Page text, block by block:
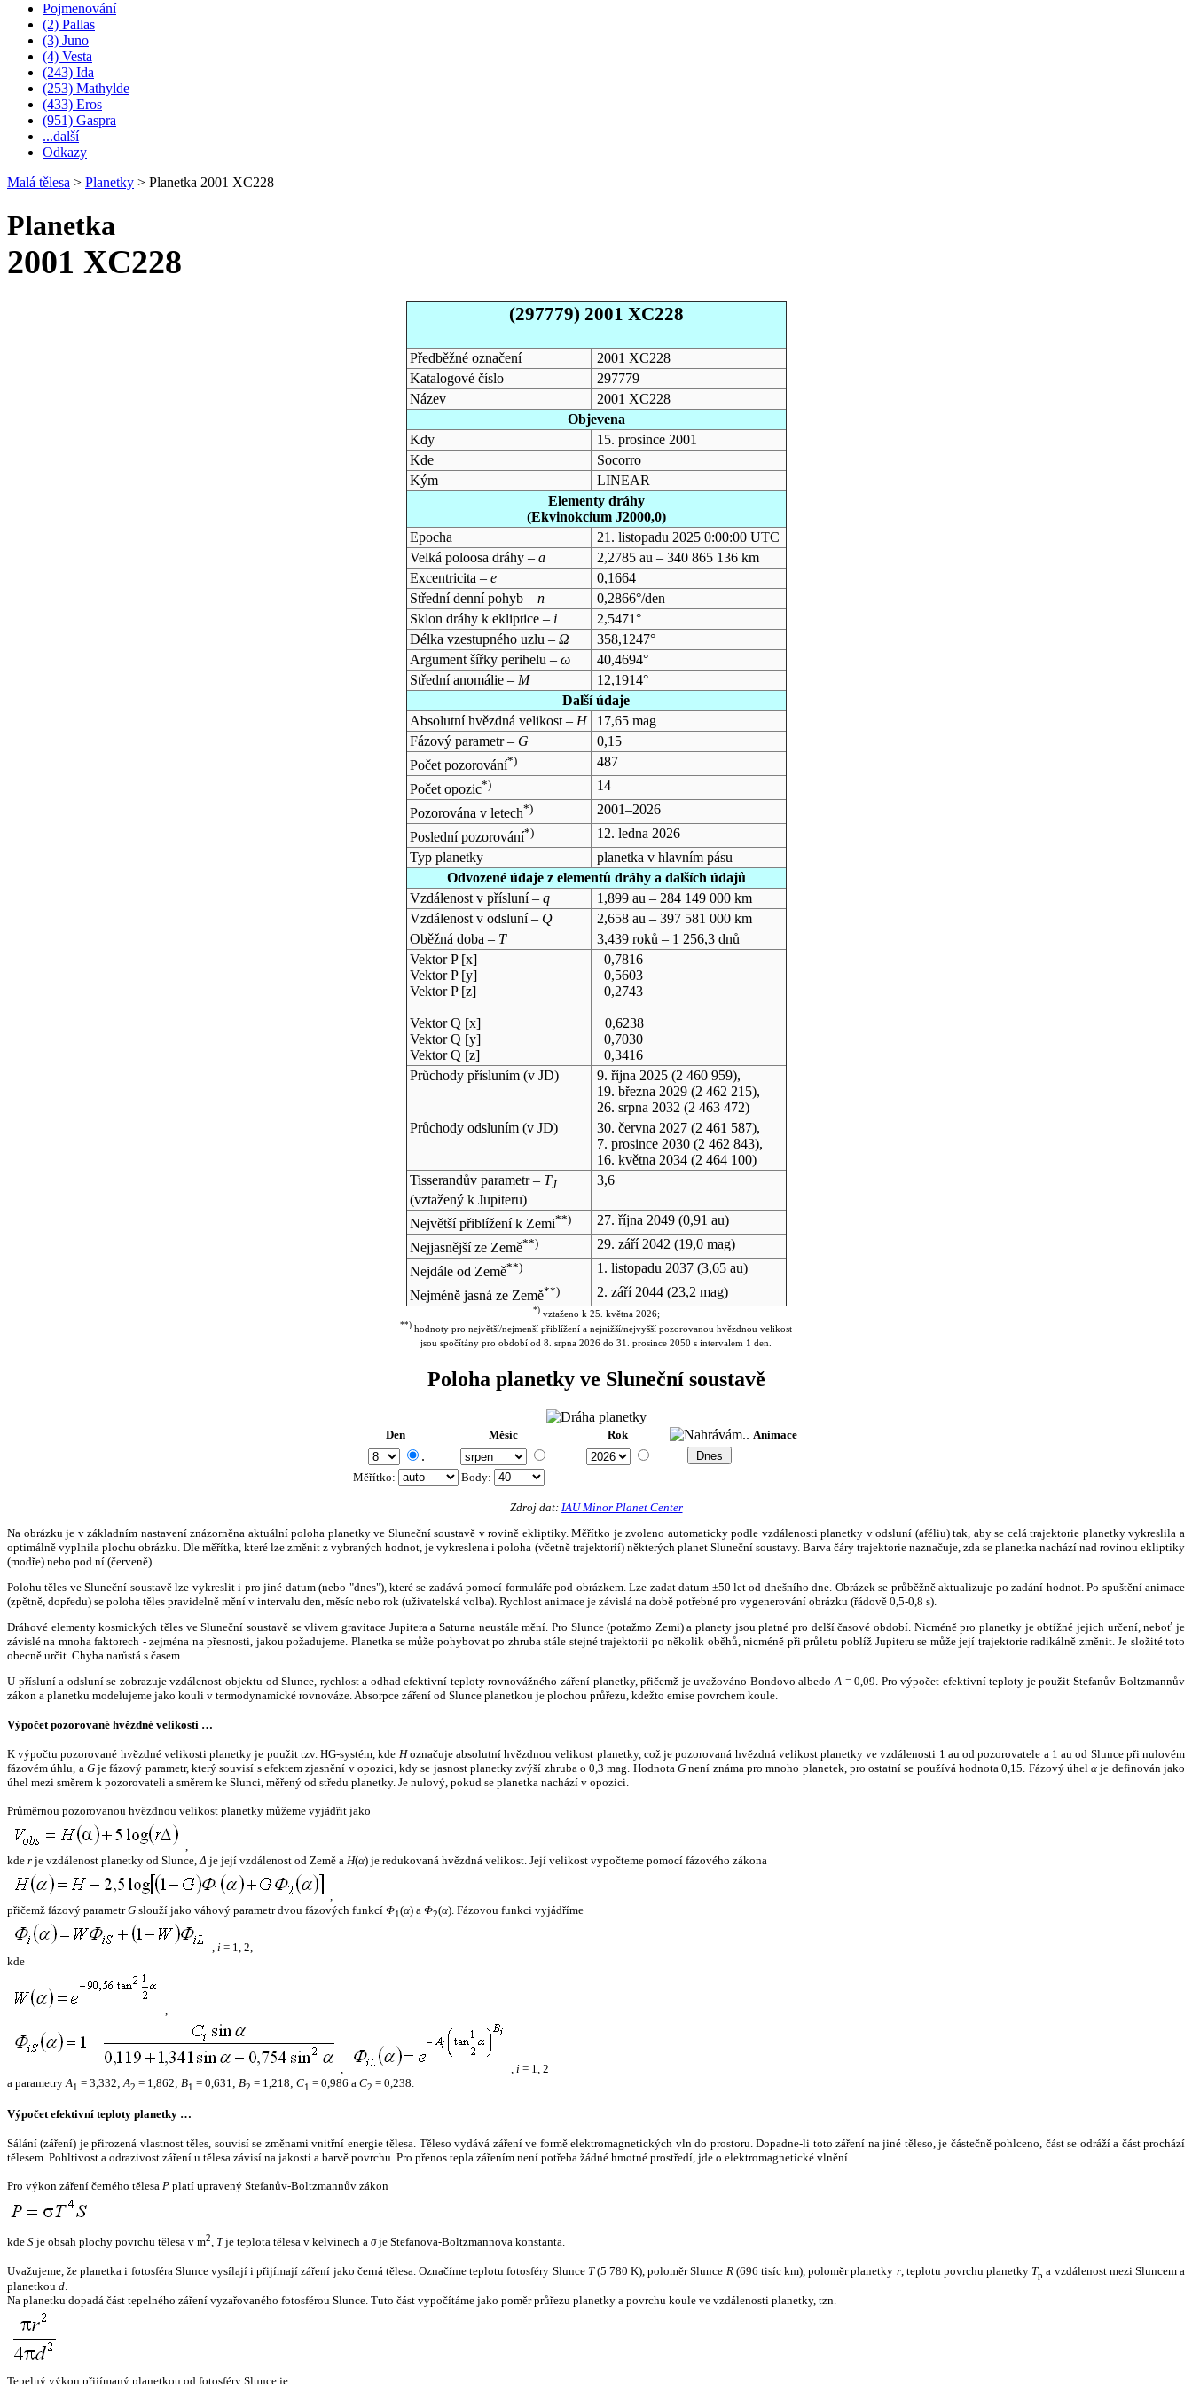
Pojmenování
(2) Pallas
(3) Juno
(4) Vesta
(243) Ida
(253) Mathylde
(433) Eros
(951) Gaspra
...další
Odkazy
Malá tělesa > Planetky > Planetka 2001 XC228
Planetka
2001 XC228
(297779) 2001 XC228
Předběžné označení
2001 XC228
Katalogové číslo
297779
Název
2001 XC228
Objevena
Kdy
15. prosince 2001
Kde
Socorro
Kým
LINEAR
Elementy dráhy
(Ekvinokcium J2000,0)
Epocha
21. listopadu 2025 0:00:00 UTC
Velká poloosa dráhy – a
2,2785 au – 340 865 136 km
Excentricita – e
0,1664
Střední denní pohyb – n
0,2866°/den
Sklon dráhy k ekliptice – i
2,5471°
Délka vzestupného uzlu – Ω
358,1247°
Argument šířky perihelu – ω
40,4694°
Střední anomálie – M
12,1914°
Další údaje
Absolutní hvězdná velikost – H
17,65 mag
Fázový parametr – G
0,15
Počet pozorování*)
487
Počet opozic*)
14
Pozorována v letech*)
2001–2026
Poslední pozorování*)
12. ledna 2026
Typ planetky
planetka v hlavním pásu
Odvozené údaje z elementů dráhy a dalších údajů
Vzdálenost v přísluní – q
1,899 au – 284 149 000 km
Vzdálenost v odsluní – Q
2,658 au – 397 581 000 km
Oběžná doba – T
3,439 roků – 1 256,3 dnů
Vektor P [x]
Vektor P [y]
Vektor P [z]
Vektor Q [x]
Vektor Q [y]
Vektor Q [z]
0,7816
0,5603
0,2743
−0,6238
0,7030
0,3416
Průchody přísluním (v JD) 9. října 2025(2 460 959),
19. března 2029(2 462 215),
26. srpna 2032 (2 463 472)
Průchody odsluním (v JD) 30. června 2027(2 461 587),
7. prosince 2030(2 462 843),
16. května 2034(2 464 100)
Tisserandův parametr – TJ
(vztažený k Jupiteru)
3,6
Největší přiblížení k Zemi**) 27. října 2049(0,91 au)
Nejjasnější ze Země**) 29. září 2042 (19,0 mag)
Nejdále od Země**) 1. listopadu 2037(3,65 au)
Nejméně jasná ze Země**) 2. září 2044(23,2 mag)
*)vztaženo k 25. května 2026;
**) hodnoty pro největší/nejmenší přiblížení a nejnižší/nejvyšší pozorovanou hvězdnou velikost
jsou spočítány pro období od 8. srpna 2026 do 31. prosince 2050 s intervalem 1 den.
Poloha planetky ve Sluneční soustavě
Den Měsíc Rok Animace
.
Měřítko: Body:
Zdroj dat: IAU Minor Planet Center
Na obrázku je v základním nastavení znázorněna aktuální poloha planetky ve Sluneční soustavě v rovině ekliptiky. Měřítko je zvoleno automaticky podle vzdálenosti planetky v odsluní (aféliu) tak, aby se celá trajektorie planetky vykreslila a
optimálně vyplnila plochu obrázku. Dle měřítka, které lze změnit z vybraných hodnot, je vykreslena i poloha (včetně trajektorií) některých planet Sluneční soustavy. Barva čáry trajektorie naznačuje, zda se planetka nachází nad rovinou ekliptiky
(modře) nebo pod ní (červeně).
Polohu těles ve Sluneční soustavě lze vykreslit i pro jiné datum (nebo "dnes"), které se zadává pomocí formuláře pod obrázkem. Lze zadat datum ±50 let od dnešního dne. Obrázek se průběžně aktualizuje po zadání hodnot. Po spuštění animace
(zpětně, dopředu) se poloha těles pravidelně mění v intervalu den, měsíc nebo rok (uživatelská volba). Rychlost animace je závislá na době potřebné pro vygenerování obrázku (řádově 0,5-0,8 s).
Dráhové elementy kosmických těles ve Sluneční soustavě se vlivem gravitace Jupitera a Saturna neustále mění. Pro Slunce (potažmo Zemi) a planety jsou platné pro delší časové období. Nicméně pro planetky je obtížné jejich určení, neboť je
závislé na mnoha faktorech - zejména na přesnosti, jakou požadujeme. Planetka se může pohybovat po zhruba stále stejné trajektorii po několik oběhů, nicméně při průletu poblíž Jupiteru se může její trajektorie radikálně změnit. Je složité toto
obecně určit. Chyba narůstá s časem.
U přísluní a odsluní se zobrazuje vzdálenost objektu od Slunce, rychlost a odhad efektivní teploty rovnovážného záření planetky, přičemž je uvažováno Bondovo albedo A = 0,09. Pro výpočet efektivní teploty je použit Stefanův-Boltzmannův
zákon a planetku modelujeme jako kouli v termodynamické rovnováze. Absorpce záření od Slunce planetkou je plochou průřezu, kdežto emise povrchem koule.
Výpočet pozorované hvězdné velikosti …
K výpočtu pozorované hvězdné velikosti planetky je použit tzv. HG-systém, kde Hoznačuje absolutní hvězdnou velikost planetky, což je pozorovaná hvězdná velikost planetky ve vzdálenosti 1 au od pozorovatele a 1 au od Slunce při nulovém
fázovém úhlu, a Gje fázový parametr, který souvisí s efektem zjasnění v opozici, kdy se jasnost planetky zvýší zhruba o 0,3 mag. HodnotaG není známa pro mnoho planetek, pro ostatní se používá hodnota 0,15. Fázový úhelα je definován jako
úhel mezi směrem k pozorovateli a směrem ke Slunci, měřený od středu planetky. Je nulový, pokud se planetka nachází v opozici.
Průměrnou pozorovanou hvězdnou velikost planetky můžeme vyjádřit jako
,
kde r je vzdálenost planetky od Slunce,Δ je její vzdálenost od Země a H(α) je redukovaná hvězdná velikost. Její velikost vypočteme pomocí fázového zákona
,
přičemž fázový parametrG slouží jako váhový parametr dvou fázových funkcí Φ1(α) a Φ2(α). Fázovou funkci vyjádříme
, i = 1, 2,
kde
,
, , i = 1, 2
a parametryA1 = 3,332;A2 = 1,862; B1 = 0,631; B2 = 1,218; C1 = 0,986 a C2 = 0,238.
Výpočet efektivní teploty planetky …
Sálání (záření) je přirozená vlastnost těles, souvisí se změnami vnitřní energie tělesa. Těleso vydává záření ve formě elektromagnetických vln do prostoru. Dopadne-li toto záření na jiné těleso, je částečně pohlceno, část se odráží a část prochází
tělesem. Pohltivost a odrazivost záření u tělesa závisí na jakosti a barvě povrchu. Pro přenos tepla zářením není potřeba žádné hmotné prostředí, jde o elektromagnetické vlnění.
Pro výkon záření černého tělesa P platí upravený Stefanův-Boltzmannův zákon
kde S je obsah plochy povrchu tělesa v m2, Tje teplota tělesa v kelvinech a σje Stefanova-Boltzmannova konstanta.
Uvažujeme, že planetka i fotosféra Slunce vysílají i přijímají záření jako černá tělesa. Označíme teplotu fotosféry Slunce T(5 780 K), poloměr Slunce R(696 tisíc km), poloměr planetky r, teplotu povrchu planetky Tp a vzdálenost mezi Sluncem a
planetkou d.
Na planetku dopadá část tepelného záření vyzařovaného fotosférou Slunce. Tuto část vypočítáme jako poměr průřezu planetky a povrchu koule ve vzdálenosti planetky, tzn.
Tepelný výkon přijímaný planetkou od fotosféry Slunce je